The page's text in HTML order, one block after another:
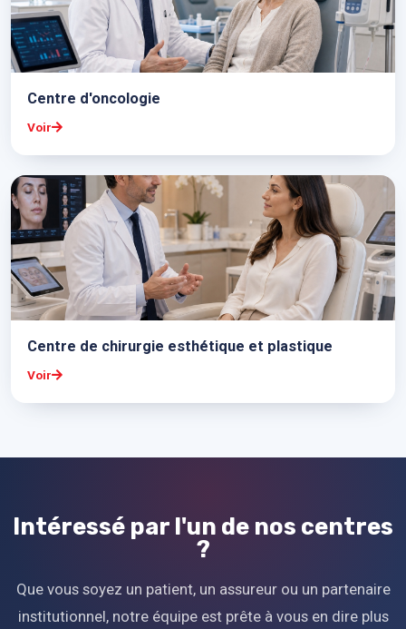
Centre d'oncologie
Voir
Centre de chirurgie esthétique et plastique
Voir
Intéressé par l'un de nos centres
?
Que vous soyez un patient, un assureur ou un partenaire
institutionnel, notre équipe est prête à vous en dire plus